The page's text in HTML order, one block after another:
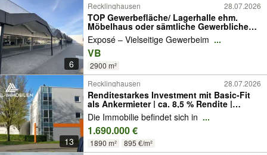
6
Recklinghausen 28.07.2026
TOP Gewerbefläche/ Lagerhalle ehm.
Möbelhaus oder sämtliche Gewerbliche
Nutzung
Exposé – Vielseitige Gewerbeim ...
VB
2900 m²
13
Recklinghausen 28.07.2026
Renditestarkes Investment mit Basic-Fit
als Ankermieter | ca. 8,5 % Rendite |
langfristiger Miete
Die Immobilie befindet sich in ...
1.690.000 €
1890 m² 895 €/m²